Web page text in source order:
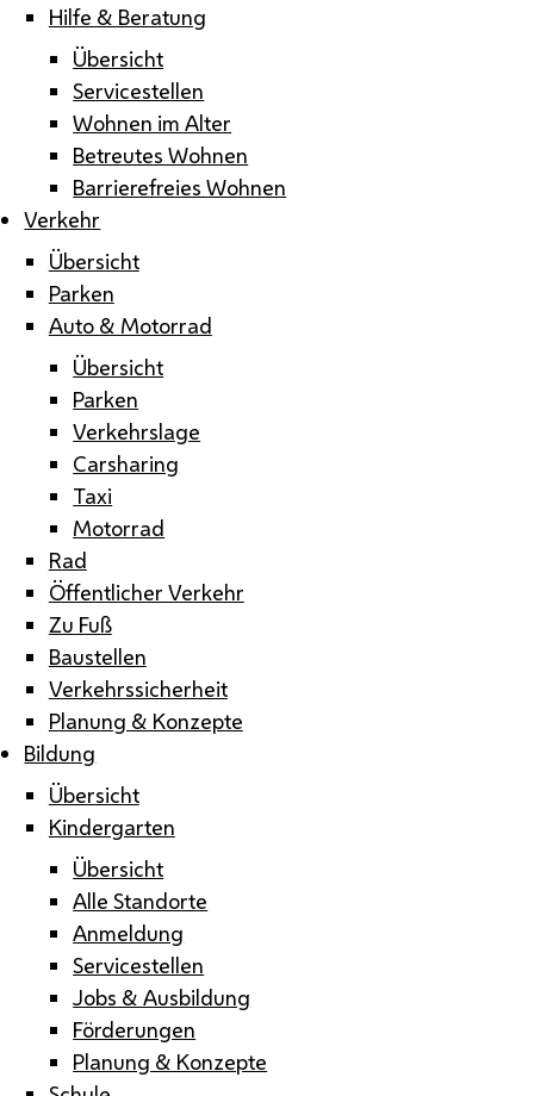
Hilfe & Beratung
Übersicht
Servicestellen
Wohnen im Alter
Betreutes Wohnen
Barrierefreies Wohnen
Verkehr
Übersicht
Parken
Auto & Motorrad
Übersicht
Parken
Verkehrslage
Carsharing
Taxi
Motorrad
Rad
Öffentlicher Verkehr
Zu Fuß
Baustellen
Verkehrssicherheit
Planung & Konzepte
Bildung
Übersicht
Kindergarten
Übersicht
Alle Standorte
Anmeldung
Servicestellen
Jobs & Ausbildung
Förderungen
Planung & Konzepte